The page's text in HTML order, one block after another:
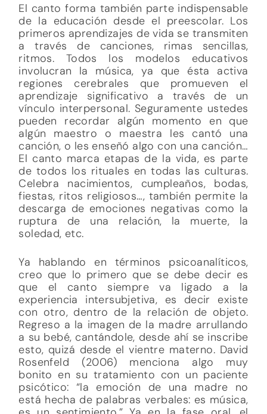
El canto forma también parte indispensable
de la educación desde el preescolar. Los
primeros aprendizajes de vida se transmiten
a través de canciones, rimas sencillas,
ritmos. Todos los modelos educativos
involucran la música, ya que ésta activa
regiones cerebrales que promueven el
aprendizaje significativo a través de un
vínculo interpersonal. Seguramente ustedes
pueden recordar algún momento en que
algún maestro o maestra les cantó una
canción, o les enseñó algo con una canción…
El canto marca etapas de la vida, es parte
de todos los rituales en todas las culturas.
Celebra nacimientos, cumpleaños, bodas,
fiestas, ritos religiosos…, también permite la
descarga de emociones negativas como la
ruptura de una relación, la muerte, la
soledad, etc.
Ya hablando en términos psicoanalíticos,
creo que lo primero que se debe decir es
que el canto siempre va ligado a la
experiencia intersubjetiva, es decir existe
con otro, dentro de la relación de objeto.
Regreso a la imagen de la madre arrullando
a su bebé, cantándole, desde ahí se inscribe
esto, quizá desde el vientre materno. David
Rosenfeld (2006) menciona algo muy
bonito en su tratamiento con un paciente
psicótico: “la emoción de una madre no
está hecha de palabras verbales: es música,